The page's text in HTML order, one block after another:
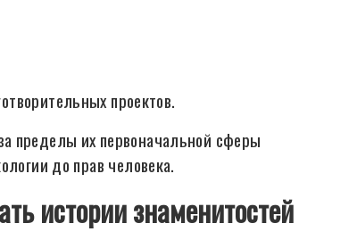
проектов.
пределы их первоначальной сферы
до прав человека.
истории знаменитостей